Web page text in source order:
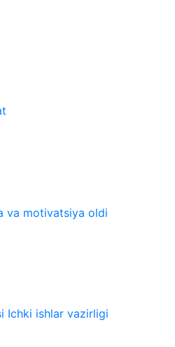
va motivatsiya oldi
Ichki ishlar vazirligi